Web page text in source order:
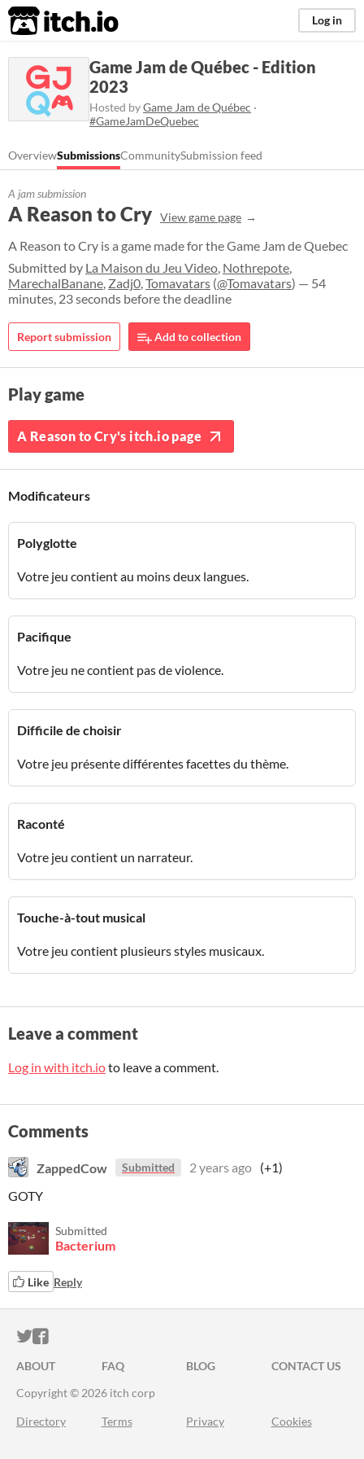
itch.io Log in
Game Jam de Québec - Edition
2023
Hosted byGame Jam de Québec ·
#GameJamDeQuebec
OverviewSubmissionsCommunitySubmission feed
A jam submission
A Reason to Cry View game page
A Reason to Cry is a game made for the Game Jam de Quebec
Submitted by La Maison du Jeu Video, Nothrepote,
MarechalBanane, Zadj0,Tomavatars (@Tomavatars) — 54
minutes, 23 seconds before the deadline
Report submission Add to collection
Play game
A Reason to Cry's itch.io page
Modificateurs
Polyglotte
Votre jeu contient au moins deux langues.
Pacifique
Votre jeu ne contient pas de violence.
Difficile de choisir
Votre jeu présente différentes facettes du thème.
Raconté
Votre jeu contient un narrateur.
Touche-à-tout musical
Votre jeu contient plusieurs styles musicaux.
Leave a comment
Log in with itch.ioto leave a comment.
Comments
ZappedCow Submitted 2 years ago (+1)
GOTY
Submitted
Bacterium
Like Reply
ITCH.IO ON TWITTER
ITCH.IO ON FACEBOOK
ABOUT FAQ BLOG
CONTACT US
Copyright © 2026 itch corp
Directory Terms Privacy Cookies